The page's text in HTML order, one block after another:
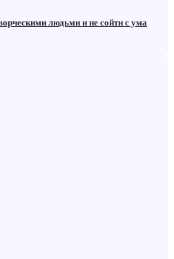
людьми и не сойти с ума